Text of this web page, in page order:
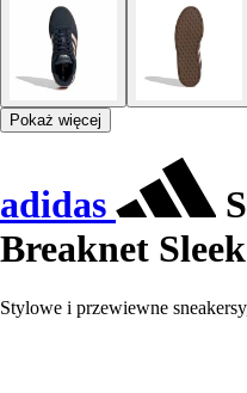
Pokaż więcej
adidas
Breaknet Sleek
Stylowe i przewiewne